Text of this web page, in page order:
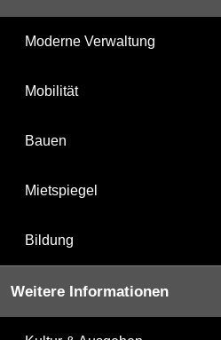
Moderne Verwaltung
Mobilität
Bauen
Mietspiegel
Bildung
Weitere Informationen